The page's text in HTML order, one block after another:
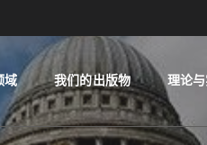
域 我们的出版物 理论